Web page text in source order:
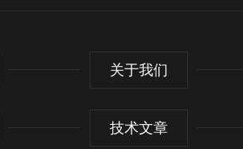
关于我们
技术文章